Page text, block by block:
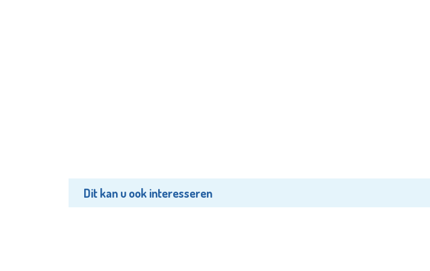
Dit kan u ook interesseren